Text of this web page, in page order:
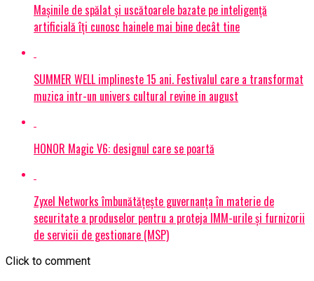
Mașinile de spălat și uscătoarele bazate pe inteligență
artificială îți cunosc hainele mai bine decât tine
SUMMER WELL implineste 15 ani. Festivalul care a transformat
muzica intr-un univers cultural revine in august
HONOR Magic V6: designul care se poartă
Zyxel Networks îmbunătățește guvernanța în materie de
securitate a produselor pentru a proteja IMM-urile și furnizorii
de servicii de gestionare (MSP)
Click to comment